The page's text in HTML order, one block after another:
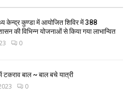
केन्द्र कुण्डा में आयोजित शिविर में 388
की विभिन्न योजनाओं से किया गया लाभान्वित
0
बाल ~ बाल बचे यात्री
0